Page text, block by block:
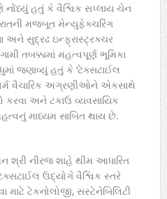
નોંધ્યું હતું કે વૈશ્વિક સપ્લાય ચેન
મજબૂત મેન્યુફેક્ચરિંગ
અને સુદ્રઢ ઇન્ફ્રાસ્ટ્રક્ચર
તબક્કામાં મહત્વપૂર્ણ ભૂમિકા
જણાવ્યું હતું કે ‘ટેક્સટાઈલ
વૈચારિક અગ્રણીઓને એકસાથે
કરવા અને ટકાઉ વ્યવસાયિક
માધ્યમ સાબિત થાય છે.
શ્રી નીરજ શાહે થીમ આધારિત
ઉદ્યોગે વૈશ્વિક સ્તરે
માટે ટેકનોલોજી, સસ્ટેનેબિલિટી